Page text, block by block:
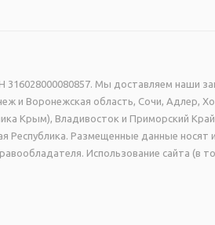
Мы доставляем наши
и Воронежская область, Сочи, Адлер,
Крым), Владивосток и Приморский
Республика. Размещенные данные
Использование сайта (в